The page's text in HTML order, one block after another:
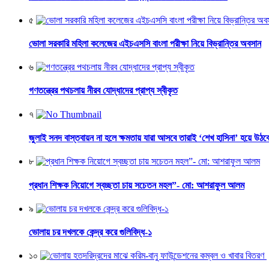
৫
ভোলা সরকারি মহিলা কলেজের এইচএসসি বাংলা পরীক্ষা নিয়ে বিভ্রান্তির অবসান
৬
গণতন্ত্রের পথচলায় নীরব যোদ্ধাদের প্রাপ্য স্বীকৃত
৭
জুলাই সনদ বাস্তবায়ন না হলে ক্ষমতায় যারা আসবে তারাই ‘শেখ হাসিনা’ হয়ে
৮
প্রধান শিক্ষক নিয়োগে স্বচ্ছতা চায় সচেতন মহল”- মো: আশরাফুল আলম
৯
ভোলায় চর দখলকে কেন্দ্র করে গুলিবিদ্ধ-১
১০